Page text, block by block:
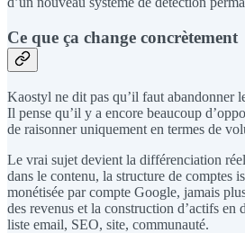
Ce que ça change concrètement
Kaostyl ne dit pas qu’il faut abandonner
Il pense qu’il y a encore beaucoup
de raisonner uniquement en termes de
Le vrai sujet devient la différenciation
dans le contenu, la structure de comptes
monétisée par compte Google, jamais
des revenus et la construction d’actifs en
liste email, SEO, site, communauté.